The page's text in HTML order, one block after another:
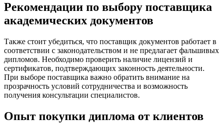
Рекомендации по выбору поставщика
академических документов
Также стоит убедиться, что поставщик документов работает в
соответствии с законодательством и не предлагает фальшивых
дипломов. Необходимо проверить наличие лицензий и
сертификатов, подтверждающих законность деятельности.
При выборе поставщика важно обратить внимание на
прозрачность условий сотрудничества и возможность
получения консультации специалистов.
Опыт покупки диплома от клиентов